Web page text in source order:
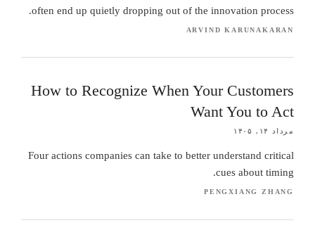
often end up quietly dropping out of the innovation process.
ARVIND KARUNAKARAN
How to Recognize When Your Customers
Want You to Act
مرداد ۱۴, ۱۴۰۵
Four actions companies can take to better understand critical
cues about timing.
PENGXIANG ZHANG